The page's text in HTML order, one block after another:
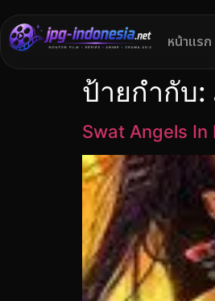
หน้าแรก
ป้ายกำกับ:
Swat Angels